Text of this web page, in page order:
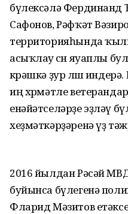
бүлексәлә Фердинанд
Сафонов, Рәфҡәт
территорияһында
асыҡлау өсөн яуаплы
көрәшкә ҙур өлөш
иң хөрмәтле
енәйәтселәрҙе эҙләү
хеҙмәткәрҙәренә үҙ
2016 йылдан Рәсәй
буйынса бүлегенә
Фларид Мәзитов